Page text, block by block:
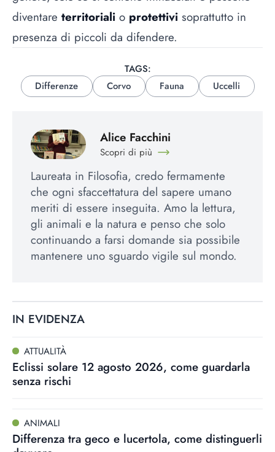
diventare territoriali o protettivi soprattutto in
presenza di piccoli da difendere.
TAGS:
Differenze
Corvo Fauna Uccelli
Alice Facchini
Scopri di più
Laureata in Filosofia, credo fermamente
che ogni sfaccettatura del sapere umano
meriti di essere inseguita. Amo la lettura,
gli animali e la natura e penso che solo
continuando a farsi domande sia possibile
mantenere uno sguardo vigile sul mondo.
IN EVIDENZA
ATTUALITÀ
Eclissi solare 12 agosto 2026, come guardarla
senza rischi
ANIMALI
Differenza tra geco e lucertola, come distinguerli